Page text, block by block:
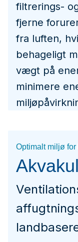
filtrerings-
fjerne
fra luften,
behageligt
vægt på
minimere
Optimalt miljø